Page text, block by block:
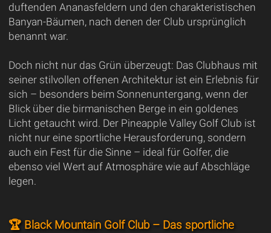
duftenden Ananasfeldern und den charakteristischen
Banyan-Bäumen, nach denen der Club ursprünglich
benannt war.
Doch nicht nur das Grün überzeugt: Das Clubhaus mit
seiner stilvollen offenen Architektur ist ein Erlebnis für
sich – besonders beim Sonnenuntergang, wenn der
Blick über die birmanischen Berge in ein goldenes
Licht getaucht wird. Der Pineapple Valley Golf Club ist
nicht nur eine sportliche Herausforderung, sondern
auch ein Fest für die Sinne – ideal für Golfer, die
ebenso viel Wert auf Atmosphäre wie auf Abschläge
legen.
🏆 Black Mountain Golf Club – Das sportliche